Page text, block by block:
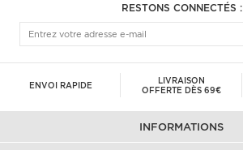
RESTONS CONNECTÉS :
ENVOI RAPIDE
LIVRAISON
OFFERTE DÈS 69€
INFORMATIONS